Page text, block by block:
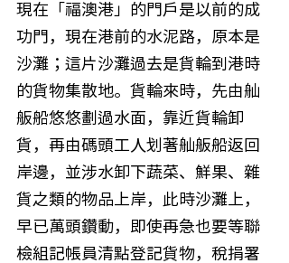
現在「福澳港」的門戶是以前的成
功門，現在港前的水泥路，原本是
沙灘；這片沙灘過去是貨輪到港時
的貨物集散地。貨輪來時，先由舢
舨船悠悠劃過水面，靠近貨輪卸
貨，再由碼頭工人划著舢舨船返回
岸邊，並涉水卸下蔬菜、鮮果、雜
貨之類的物品上岸，此時沙灘上，
早已萬頭鑽動，即使再急也要等聯
檢組記帳員清點登記貨物，稅捐署